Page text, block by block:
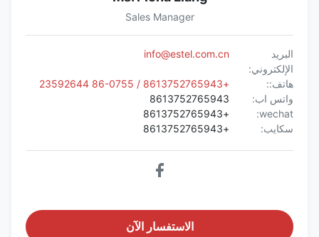
Sales Manager
البريد
الإلكتروني:
info@estel.com.cn
هاتف::
+8613752765943 / 86-0755 23592644
واتس اب:
8613752765943
wechat:
+8613752765943
سكايب:
+8613752765943
الاستفسار الآن